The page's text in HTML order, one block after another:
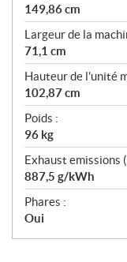
149,86 cm
Largeur de la
71,1 cm
Hauteur de l'unité
102,87 cm
Poids :
96 kg
Exhaust emissions
887,5 g/kWh
Phares :
Oui